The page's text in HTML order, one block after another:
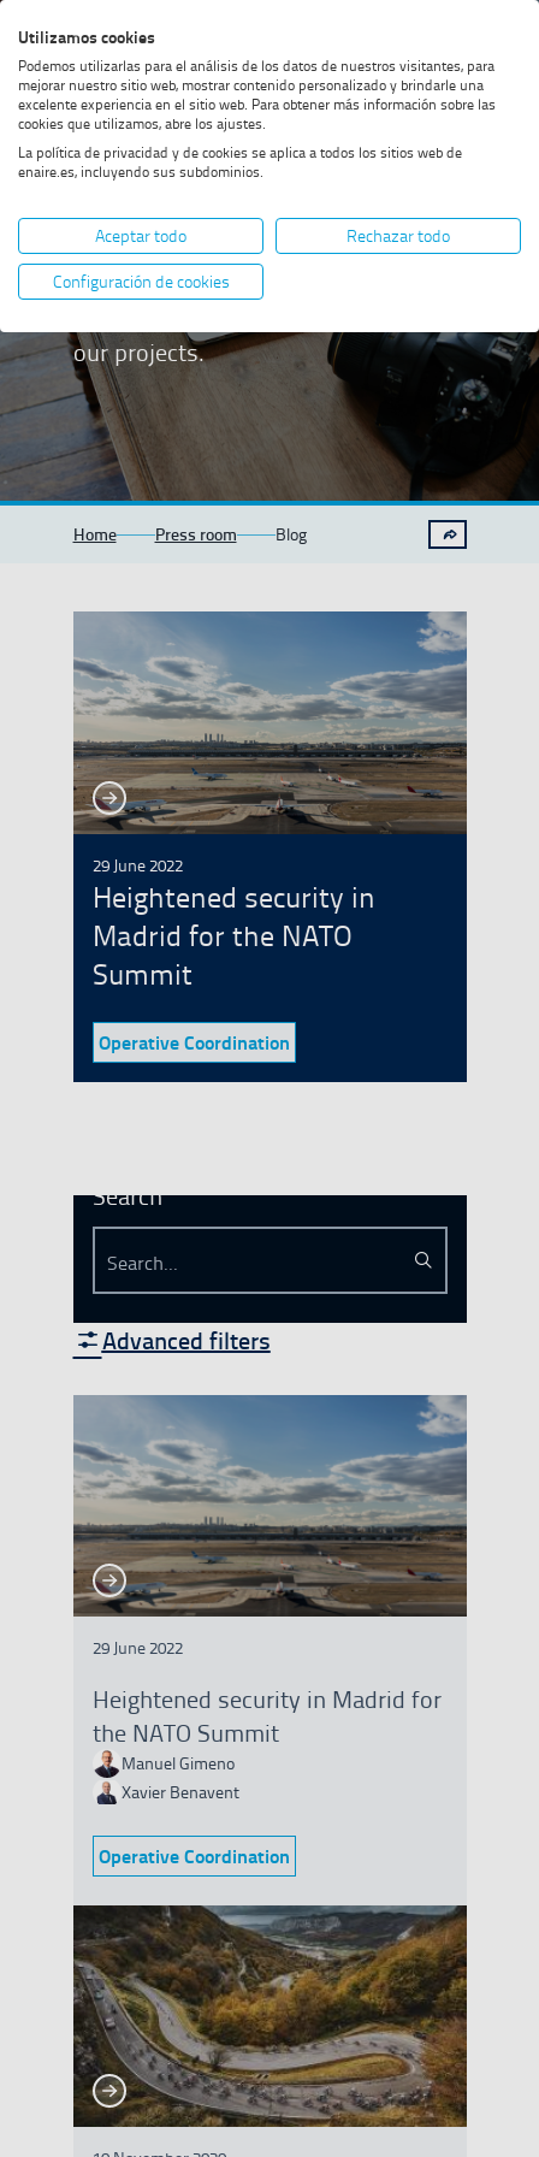
to
menu
to
content
to
footer
high
contrast
Blog
Discover our latest updates and
our projects.
Home Press room Blog
See moreSee more
29 June 2022
Heightened security in
Madrid for the NATO
Summit
Category:
Operative Coordination
Search
Search... Search
Advanced filters
See moreSee more
29 June 2022
Heightened security in Madrid for
the NATO Summit
Manuel Gimeno
Xavier Benavent
Category:
Operative Coordination
See moreSee more
Utilizamos cookies
Podemos utilizarlas para el análisis de los datos de nuestros visitantes, para
mejorar nuestro sitio web, mostrar contenido personalizado y brindarle una
excelente experiencia en el sitio web. Para obtener más información sobre las
cookies que utilizamos, abre los ajustes.
La política de privacidad y de cookies se aplica a todos los sitios web de
enaire.es, incluyendo sus subdominios.
Aceptar todo
Rechazar todo
Configuración de cookies